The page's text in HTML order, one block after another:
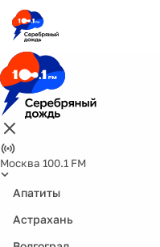
Москва 100.1 FM
Апатиты
Астрахань